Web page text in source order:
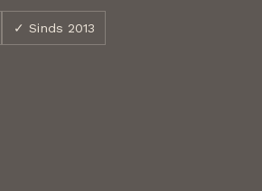
✓ Sinds 2013